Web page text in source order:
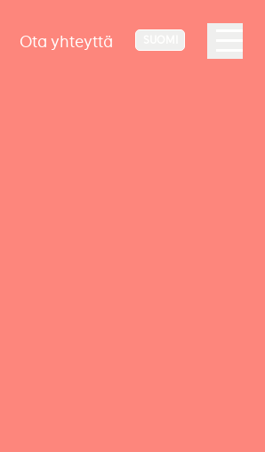
Ota yhteyttä